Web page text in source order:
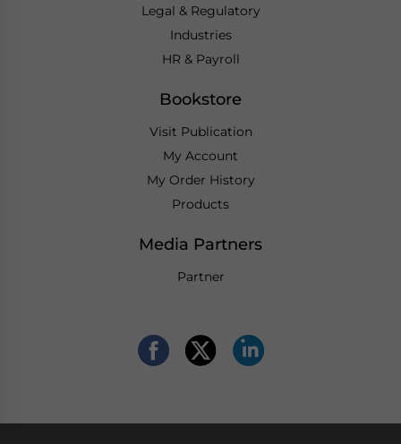
Legal & Regulatory
Industries
HR & Payroll
Bookstore
Visit Publication
My Account
My Order History
Products
Media Partners
Partner